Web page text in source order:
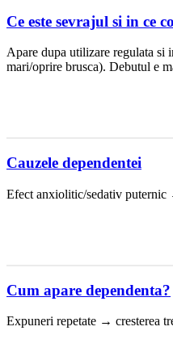
Ce este sevrajul si in ce
Apare dupa utilizare regulata si
mari/oprire brusca). Debutul e
Cauzele dependentei
Efect anxiolitic/sedativ
Cum apare dependenta?
Expuneri repetate → cresterea